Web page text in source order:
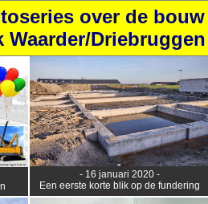
over de bouw
Waarder/Driebruggen
- 16 januari 2020 -
Een eerste korte blik op de fundering